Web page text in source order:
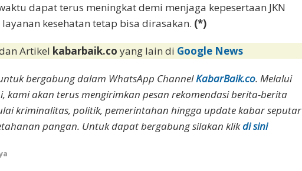
dapat terus meningkat demi menjaga kepesertaan JKN
kesehatan tetap bisa dirasakan. (*)
Artikel kabarbaik.coyang lain di Google News
bergabung dalam WhatsApp ChannelKabarBaik.co. Melalui
kami akan terus mengirimkan pesan rekomendasi berita-berita
kriminalitas, politik, pemerintahan hingga update kabar seputar
pangan. Untuk dapat bergabung silakan klikdi sini